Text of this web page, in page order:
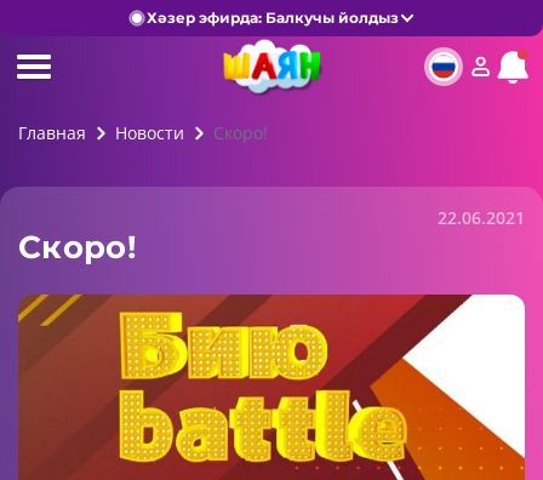
Хәзер эфирда: Балкучы йолдыз
Главная Новости Скоро!
22.06.2021
Скоро!